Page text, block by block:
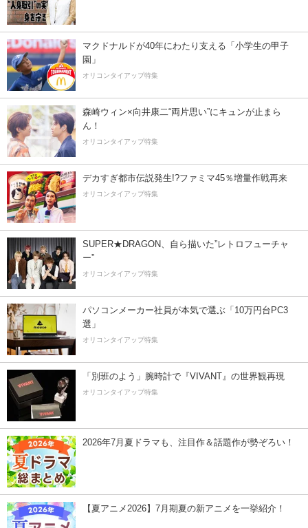
マクドナルドが40年にわたり支える「小学生の甲子
園」
オリコンタイアップ特集
森崎ウィン×向井康二“両片思い”にキュンが止まら
ん！
オリコンタイアップ特集
デカすぎ都市伝説発生!?ファミマ45％増量作戦再来
オリコンタイアップ特集
SUPER★DRAGON、自ら描いた”レトロフューチャ
ー”
オリコンタイアップ特集
パソコンメーカー社員が本気で選ぶ「10万円台PC3
選」
オリコンタイアップ特集
「別班のよう」腕時計で『VIVANT』の世界観再現
オリコンタイアップ特集
2026年7月夏ドラマも、注目作＆話題作が勢ぞろい！
【夏アニメ2026】7月期夏の新アニメを一挙紹介！